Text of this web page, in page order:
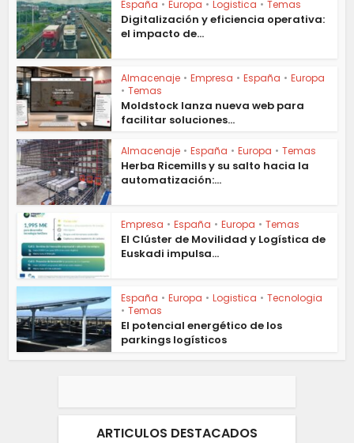
España • Europa • Logistica • Temas
Digitalización y eficiencia operativa:
el impacto de...
Almacenaje • Empresa • España • Europa
• Temas
Moldstock lanza nueva web para
facilitar soluciones...
Almacenaje • España • Europa • Temas
Herba Ricemills y su salto hacia la
automatización:...
Empresa • España • Europa • Temas
El Clúster de Movilidad y Logística de
Euskadi impulsa...
España • Europa • Logistica • Tecnologia
• Temas
El potencial energético de los
parkings logísticos
ARTICULOS DESTACADOS